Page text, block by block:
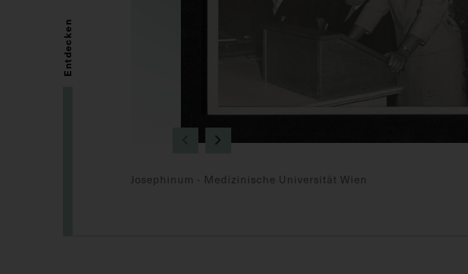
Josephinum - Medizinische Universität Wien
Entdecken